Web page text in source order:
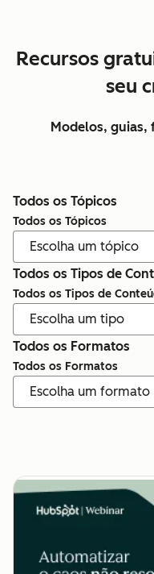
Recursos
seu
Modelos, guias,
Todos os Tópicos
Todos os Tópicos
Todos os Tipos de
Todos os Tipos de
Todos os Formatos
Todos os Formatos